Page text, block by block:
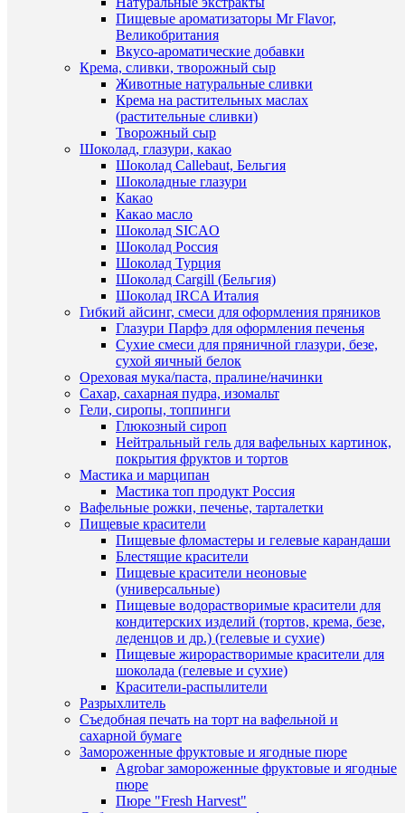
Пищевые ароматизаторы Mr Flavor,
Великобритания
Вкусо-ароматические добавки
Крема, сливки, творожный сыр
Животные натуральные сливки
Крема на растительных маслах
(растительные сливки)
Творожный сыр
Шоколад, глазури, какао
Шоколад Callebaut, Бельгия
Шоколадные глазури
Какао
Какао масло
Шоколад SICAO
Шоколад Россия
Шоколад Турция
Шоколад Cargill (Бельгия)
Шоколад IRCA Италия
Гибкий айсинг, смеси для оформления пряников
Глазури Парфэ для оформления печенья
Сухие смеси для пряничной глазури, безе,
сухой яичный белок
Ореховая мука/паста, пралине/начинки
Сахар, сахарная пудра, изомальт
Гели, сиропы, топпинги
Глюкозный сироп
Нейтральный гель для вафельных картинок,
покрытия фруктов и тортов
Мастика и марципан
Мастика топ продукт Россия
Вафельные рожки, печенье, тарталетки
Пищевые красители
Пищевые фломастеры и гелевые карандаши
Блестящие красители
Пищевые красители неоновые
(универсальные)
Пищевые водорастворимые красители для
кондитерских изделий (тортов, крема, безе,
леденцов и др.) (гелевые и сухие)
Пищевые жирорастворимые красители для
шоколада (гелевые и сухие)
Красители-распылители
Разрыхлитель
Съедобная печать на торт на вафельной и
сахарной бумаге
Замороженные фруктовые и ягодные пюре
Agrobar замороженные фруктовые и ягодные
пюре
Пюре "Fresh Harvest"
К
наличии
форма
для
руб.
клик
наличии
форма
для
"Шар"